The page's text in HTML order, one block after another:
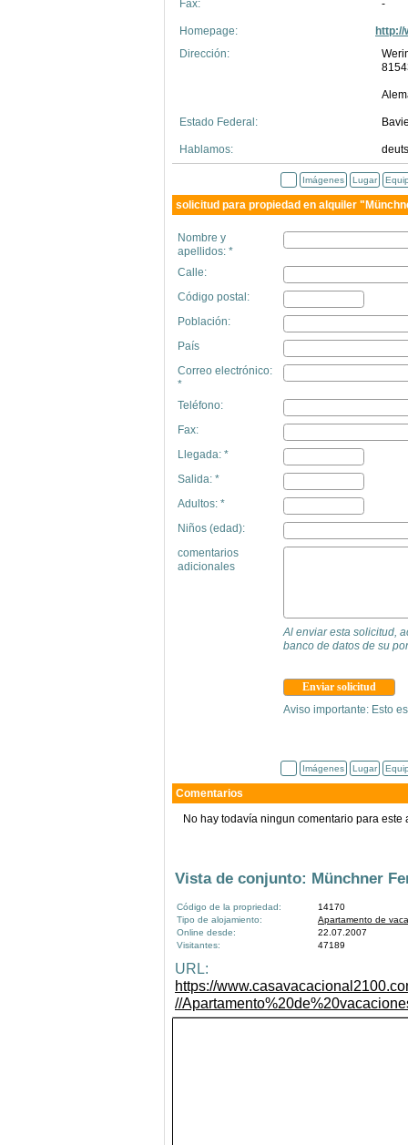
Fax: -
Homepage:
Dirección:
Estado Federal:
Hablamos:
Imágenes Lugar
solicitud para propiedad en alquiler
Nombre y
apellidos: *
Calle:
Código postal:
Población:
País
Correo electrónico:
*
Teléfono:
Fax:
Llegada: *
Salida: *
Adultos: *
Niños (edad):
comentarios
adicionales
Al enviar esta solicitud,
banco de datos de su
Aviso importante: Esto
Imágenes Lugar
Comentarios
No hay todavía ningun comentario para este
Vista de conjunto: Münchner
Código de la propriedad:
14170
Tipo de alojamiento:
Apartamento de
Online desde:
22.07.2007
Visitantes:
47189
URL:
https://
//